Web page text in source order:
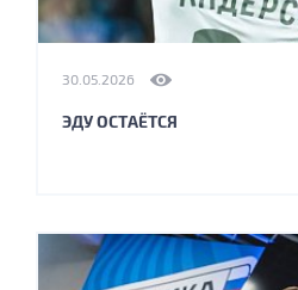
30.05.2026
ЭДУ ОСТАЁТСЯ